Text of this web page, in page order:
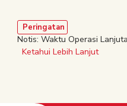
Peringatan
Notis: Waktu Operasi
Ketahui Lebih Lanjut